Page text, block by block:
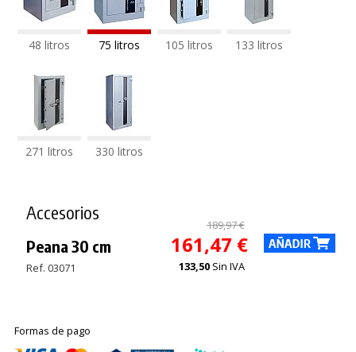
48 litros 75 litros 105 litros 133 litros
271 litros 330 litros
Accesorios
Peana 30 cm
Ref. 03071
189,97 €
161,47 €
133,50 Sin IVA
Formas de pago